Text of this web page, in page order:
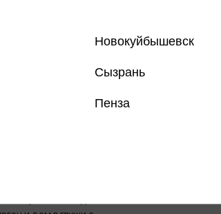
ПРИЧИНЯЕТ
в литературе. Это
Персефоне до «Бури»
просто влюблен в нее
желанная добыча.
Новокуйбышевск
Сызрань
Пенза